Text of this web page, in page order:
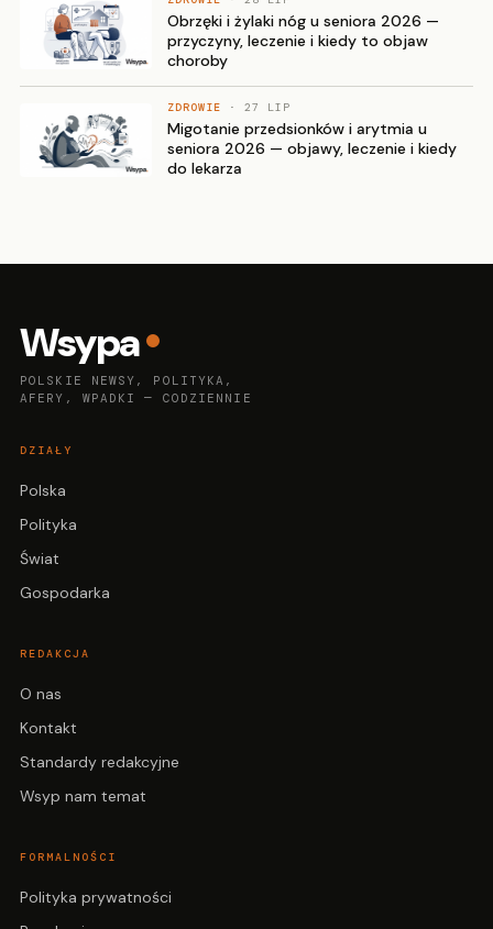
Obrzęki i żylaki nóg u seniora 2026 —
przyczyny, leczenie i kiedy to objaw
choroby
ZDROWIE · 27 LIP
Migotanie przedsionków i arytmia u
seniora 2026 — objawy, leczenie i kiedy
do lekarza
Wsypa
POLSKIE NEWSY, POLITYKA,
AFERY, WPADKI — CODZIENNIE
DZIAŁY
Polska
Polityka
Świat
Gospodarka
REDAKCJA
O nas
Kontakt
Standardy redakcyjne
Wsyp nam temat
FORMALNOŚCI
Polityka prywatności